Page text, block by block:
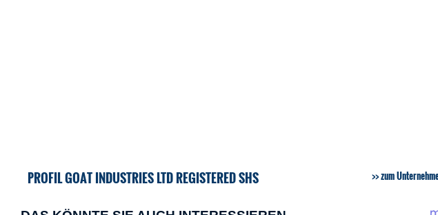
PROFIL GOAT INDUSTRIES LTD REGISTERED SHS zum